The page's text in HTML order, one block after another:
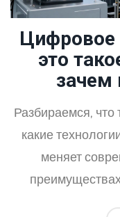
Цифровое
это
зачем
Разбираемся,
какие
меняет